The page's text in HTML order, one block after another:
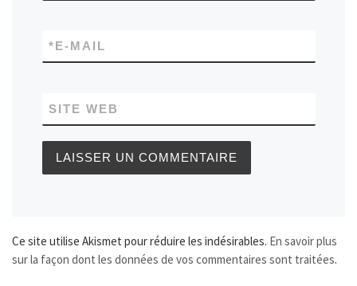
E-MAIL
*
SITE WEB
Ce site utilise Akismet pour réduire les indésirables. En savoir plus
sur la façon dont les données de vos commentaires sont traitées.